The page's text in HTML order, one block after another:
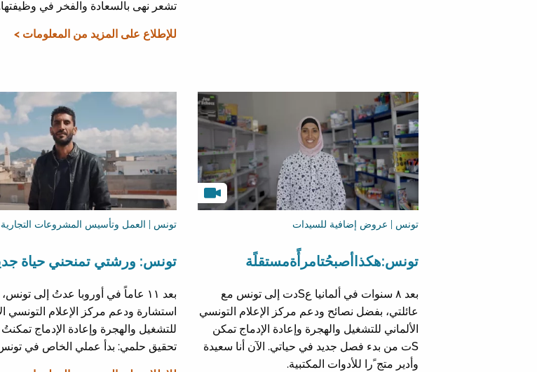
تشعر نهى بالسعادة والفخر في وظيفتها.
للإطلاع على المزيد من المعلومات >
تونس | عروض إضافية للسيدات
تونس:هكذاأصبحُتامرأًةمستقلًة
بعد ٨ سنوات في ألمانيا عSدت إلى تونس مع
عائلتي، بفضل نصائح ودعم مركز الإعلام التونسي
الألماني للتشغيل والهجرة وإعادة الإدماج تمكن
Sت من بدء فصل جديد في حياتي. الآن أنا سعيدة
وأدير متج ًرا للأدوات المكتبية.
تونس | العمل وتأسيس المشروعات التجارية
تونس: ورشتي تمنحني حياة
بعد ١١ عاماً في أوروبا عدتُ إلى
استشارة ودعم مركز الإعلام التونسي
للتشغيل والهجرة وإعادة الإدماج
تحقيق حلمي: بدأ عملي الخاص في